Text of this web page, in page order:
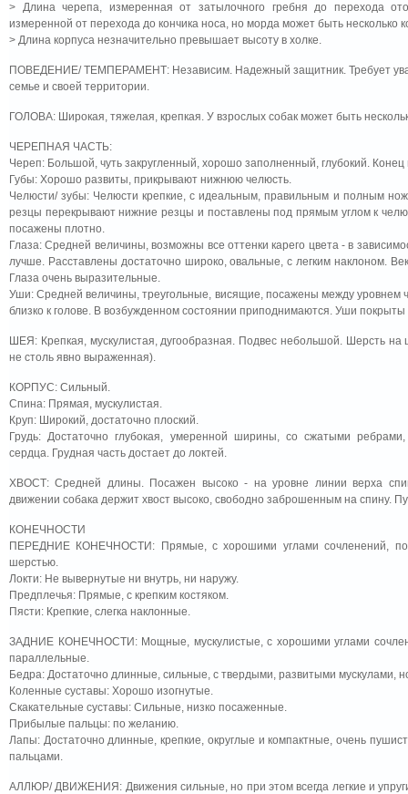
> Длина черепа, измеренная от затылочного гребня до перехода
измеренной от перехода до кончика носа, но морда может быть несколько
> Длина корпуса незначительно превышает высоту в холке.
ПОВЕДЕНИЕ/ ТЕМПЕРАМЕНТ: Независим. Надежный защитник. Требует
семье и своей территории.
ГОЛОВА: Широкая, тяжелая, крепкая. У взрослых собак может быть
ЧЕРЕПНАЯ ЧАСТЬ:
Череп: Большой, чуть закругленный, хорошо заполненный, глубокий.
Губы: Хорошо развиты, прикрывают нижнюю челюсть.
Челюсти/ зубы: Челюсти крепкие, с идеальным, правильным и полным
резцы перекрывают нижние резцы и поставлены под прямым углом к
посажены плотно.
Глаза: Средней величины, возможны все оттенки карего цвета - в
лучше. Расставлены достаточно широко, овальные, с легким наклоном.
Глаза очень выразительные.
Уши: Средней величины, треугольные, висящие, посажены между уровнем
близко к голове. В возбужденном состоянии приподнимаются. Уши покрыты
ШЕЯ: Крепкая, мускулистая, дугообразная. Подвес небольшой. Шерсть на
не столь явно выраженная).
КОРПУС: Сильный.
Спина: Прямая, мускулистая.
Круп: Широкий, достаточно плоский.
Грудь: Достаточно глубокая, умеренной ширины, со сжатыми
сердца. Грудная часть достает до локтей.
ХВОСТ: Средней длины. Посажен высоко - на уровне линии верха
движении собака держит хвост высоко, свободно заброшенным на спину.
КОНЕЧНОСТИ
ПЕРЕДНИЕ КОНЕЧНОСТИ: Прямые, с хорошими углами сочленений,
шерстью.
Локти: Не вывернутые ни внутрь, ни наружу.
Предплечья: Прямые, с крепким костяком.
Пясти: Крепкие, слегка наклонные.
ЗАДНИЕ КОНЕЧНОСТИ: Мощные, мускулистые, с хорошими углами
параллельные.
Бедра: Достаточно длинные, сильные, с твердыми, развитыми мускулами,
Коленные суставы: Хорошо изогнутые.
Скакательные суставы: Сильные, низко посаженные.
Прибылые пальцы: по желанию.
Лапы: Достаточно длинные, крепкие, округлые и компактные, очень
пальцами.
АЛЛЮР/ ДВИЖЕНИЯ: Движения сильные, но при этом всегда легкие и